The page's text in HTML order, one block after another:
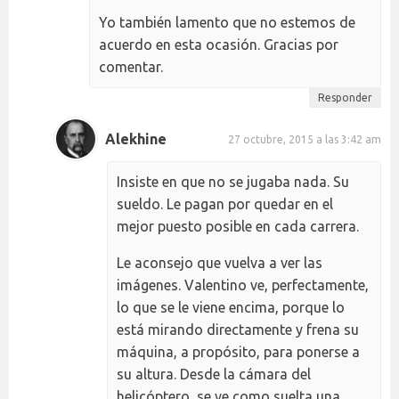
Yo también lamento que no estemos de
acuerdo en esta ocasión. Gracias por
comentar.
Responder
Alekhine 27 octubre, 2015 a las 3:42 am
Insiste en que no se jugaba nada. Su
sueldo. Le pagan por quedar en el
mejor puesto posible en cada carrera.
Le aconsejo que vuelva a ver las
imágenes. Valentino ve, perfectamente,
lo que se le viene encima, porque lo
está mirando directamente y frena su
máquina, a propósito, para ponerse a
su altura. Desde la cámara del